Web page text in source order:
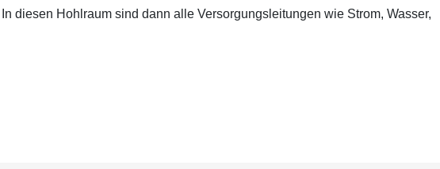
diesen Hohlraum sind dann alle Versorgungsleitungen wie Strom, Wasser,